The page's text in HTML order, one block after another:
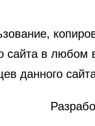
в любом
данного